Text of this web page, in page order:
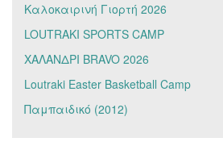
Καλοκαιρινή Γιορτή 2026
LOUTRAKI SPORTS CAMP
ΧΑΛΑΝΔΡΙ BRAVO 2026
Loutraki Easter Basketball Camp
Παμπαιδικό (2012)